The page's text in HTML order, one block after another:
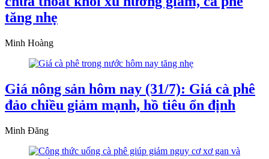
tăng nhẹ
Minh Hoàng
Giá nông sản hôm nay (31/7): Giá cà phê
đảo chiều giảm mạnh, hồ tiêu ổn định
Minh Đăng